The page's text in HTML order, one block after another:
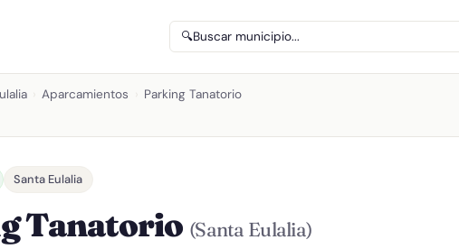
🔍Buscar municipio...
Aparcamientos Parking Tanatorio
Santa Eulalia
Tanatorio (Santa Eulalia)